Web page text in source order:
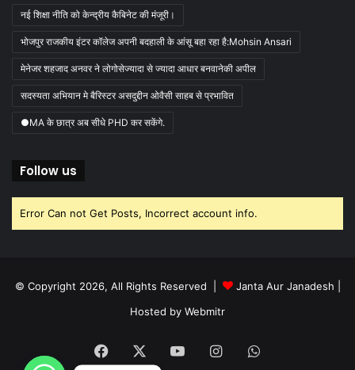
नई शिक्षा नीति को केन्द्रीय कैबिनेट की मंजूरी।
भोजपुर राजकीय इंटर कॉलेज अपनी बदहाली के आंसू बहा रहा है:Mohsin Ansari
मेनेजर शहजाद अनवर ने लोगोसेज्यादा से ज्यादा आधार बनवानेकी अपील
सदस्यता अभियान मे बैरिस्टर असदुद्दीन ओवैसी साहब से प्रभावित
●MA के छात्र अब सीधे PHD कर सकेंगे.
Follow us
Error Can not Get Posts, Incorrect account info.
© Copyright 2026, All Rights Reserved | Janta Aur Janadesh
Hosted by Webmitr
Facebook YouTubeInstagramWhatsApp